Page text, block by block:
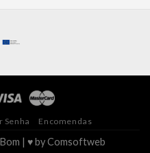
Senha Encomendas
| ♥ byComsoftweb